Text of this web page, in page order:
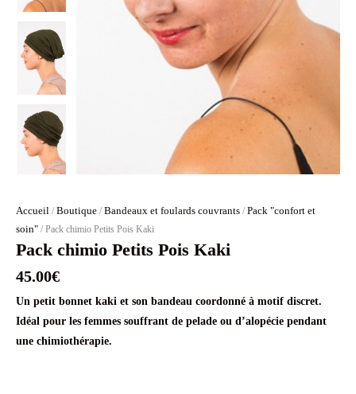
Accueil / Boutique / Bandeaux et foulards couvrants / Pack "confort et
soin" / Pack chimio Petits Pois Kaki
Pack chimio Petits Pois Kaki
45.00€
Un petit bonnet kaki et son bandeau coordonné à motif discret.
Idéal pour les femmes souffrant de pelade ou d’alopécie pendant
une chimiothérapie.